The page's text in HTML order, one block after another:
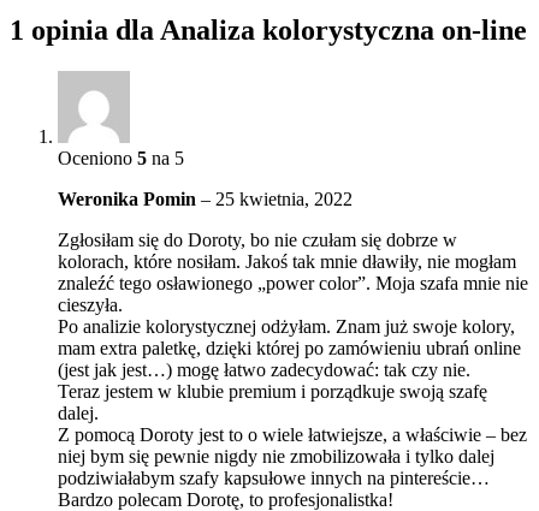
1 opinia dla Analiza kolorystyczna on-line
Oceniono 5 na 5
Weronika Pomin – 25 kwietnia, 2022
Zgłosiłam się do Doroty, bo nie czułam się dobrze w
kolorach, które nosiłam. Jakoś tak mnie dławiły, nie mogłam
znaleźć tego osławionego „power color”. Moja szafa mnie nie
cieszyła.
Po analizie kolorystycznej odżyłam. Znam już swoje kolory,
mam extra paletkę, dzięki której po zamówieniu ubrań online
(jest jak jest…) mogę łatwo zadecydować: tak czy nie.
Teraz jestem w klubie premium i porządkuje swoją szafę
dalej.
Z pomocą Doroty jest to o wiele łatwiejsze, a właściwie – bez
niej bym się pewnie nigdy nie zmobilizowała i tylko dalej
podziwiałabym szafy kapsułowe innych na pintereście…
Bardzo polecam Dorotę, to profesjonalistka!